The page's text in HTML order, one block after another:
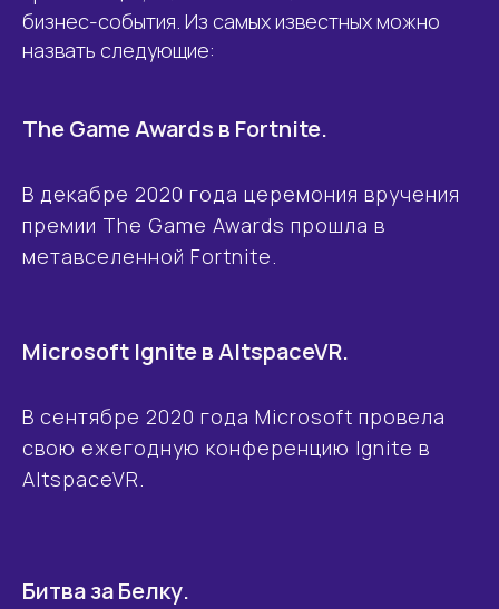
бизнес-события. Из самых известных можно
назвать следующие:
The Game Awards в Fortnite.
В декабре 2020 года церемония вручения
премии The Game Awards прошла в
метавселенной Fortnite.
Microsoft Ignite в AltspaceVR.
В сентябре 2020 года Microsoft провела
свою ежегодную конференцию Ignite в
AltspaceVR.
Битва за Белку.
МЫ ГОТОВЫ К РЕАЛИЗАЦИИ
СВЯЗАТЬСЯ С METAVERSE ЭКСПЕРТОМ